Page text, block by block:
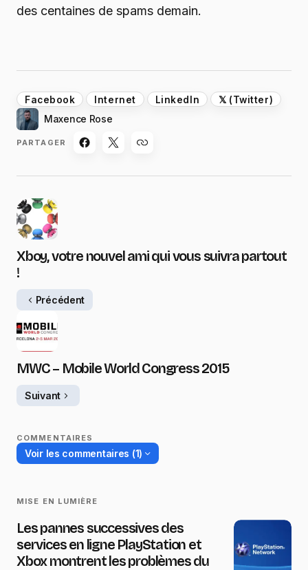
des centaines de spams demain.
Facebook Internet LinkedIn 𝕏 (Twitter)
Maxence Rose
PARTAGER
Xboy, votre nouvel ami qui vous suivra partout
!
Précédent
MWC – Mobile World Congress 2015
Suivant
COMMENTAIRES
Voir les commentaires (1)
MISE EN LUMIÈRE
Les pannes successives des
services en ligne PlayStation et
Xbox montrent les problèmes du